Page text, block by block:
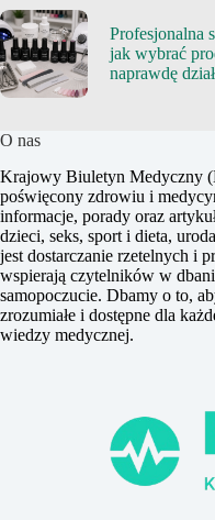
Profesjonalna
jak wybrać
naprawdę
O nas
Krajowy Biuletyn Medyczny
poświęcony zdrowiu i
informacje, porady oraz
dzieci, seks, sport i dieta,
jest dostarczanie rzetelnych i
wspierają czytelników w
samopoczucie. Dbamy o to,
zrozumiałe i dostępne dla
wiedzy medycznej.